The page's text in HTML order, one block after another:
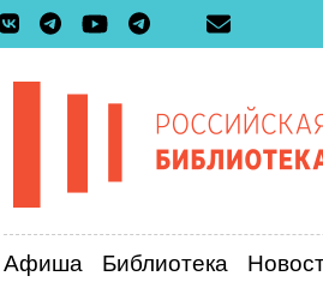
Афиша Библиотека